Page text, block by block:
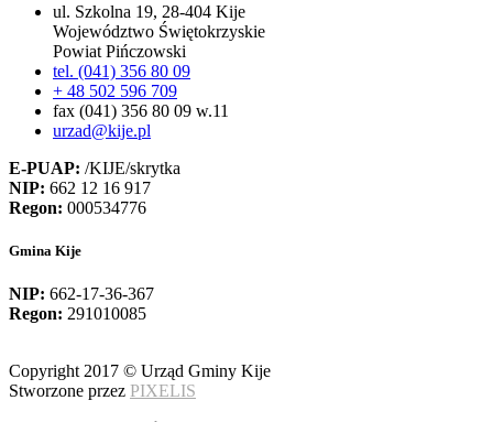
ul. Szkolna 19, 28-404 Kije
Województwo Świętokrzyskie
Powiat Pińczowski
tel. (041) 356 80 09
+ 48 502 596 709
fax (041) 356 80 09 w.11
urzad@kije.pl
E-PUAP: /KIJE/skrytka
NIP: 662 12 16 917
Regon: 000534776
Gmina Kije
NIP: 662-17-36-367
Regon: 291010085
Copyright 2017 © Urząd Gminy Kije
Stworzone przez PIXELIS